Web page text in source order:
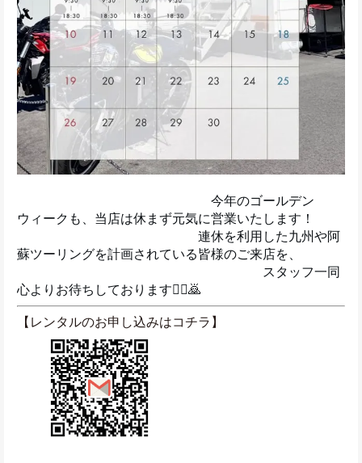
今年のゴールデン
ウィークも、当店は休まず元気に営業いたします！
連休を利用した九州や阿
蘇ツーリングを計画されている皆様のご来店を、
スタッフ一同
心よりお待ちしております🙇‍♀️🙇‍
【レンタルのお申し込みはコチラ】